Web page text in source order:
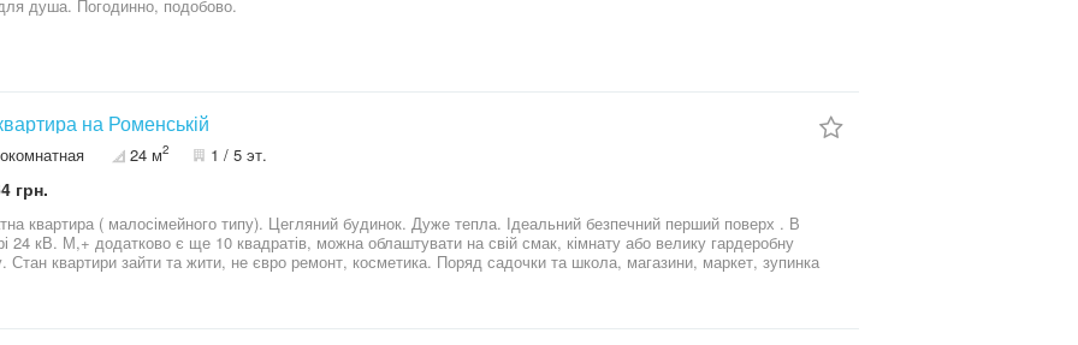
душа. Погодинно, подобово.
на Роменській
24 м2 1 / 5 эт.
грн.
квартира ( малосімейного типу). Цегляний будинок. Дуже тепла. Ідеальний безпечний перший поверх . В
24 кВ. М,+ додатково є ще 10 квадратів, можна облаштувати на свій смак, кімнату або велику гардеробну
Стан квартири зайти та жити, не євро ремонт, косметика. Поряд садочки та школа, магазини, маркет, зупинка